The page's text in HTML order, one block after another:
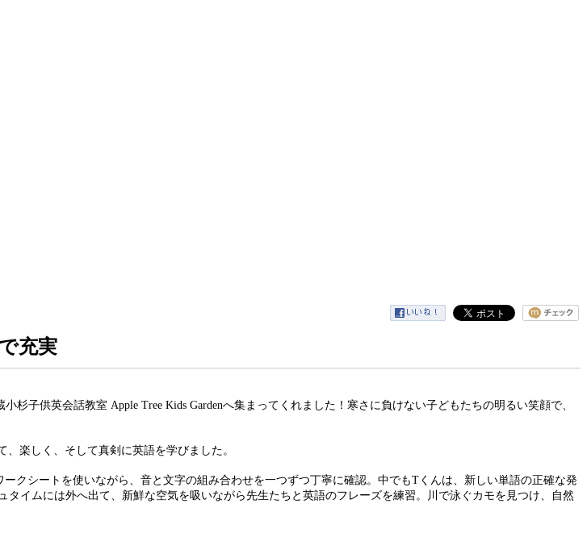
充実
子供英会話教室 Apple Tree Kids Gardenへ集まってくれました！寒さに負けない子どもたちの明るい笑顔で、
楽しく、そして真剣に英語を学びました。
クシートを使いながら、音と文字の組み合わせを一つずつ丁寧に確認。中でもTくんは、新しい単語の正確な発
イムには外へ出て、新鮮な空気を吸いながら先生たちと英語のフレーズを練習。川で泳ぐカモを見つけ、自然